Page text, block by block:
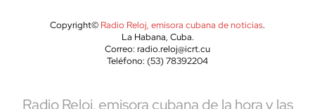
Copyright© Radio Reloj, emisora cubana de noticias.
La Habana, Cuba.
Correo: radio.reloj@icrt.cu
Teléfono: (53) 78392204
Radio Reloj, emisora cubana de la hora y las